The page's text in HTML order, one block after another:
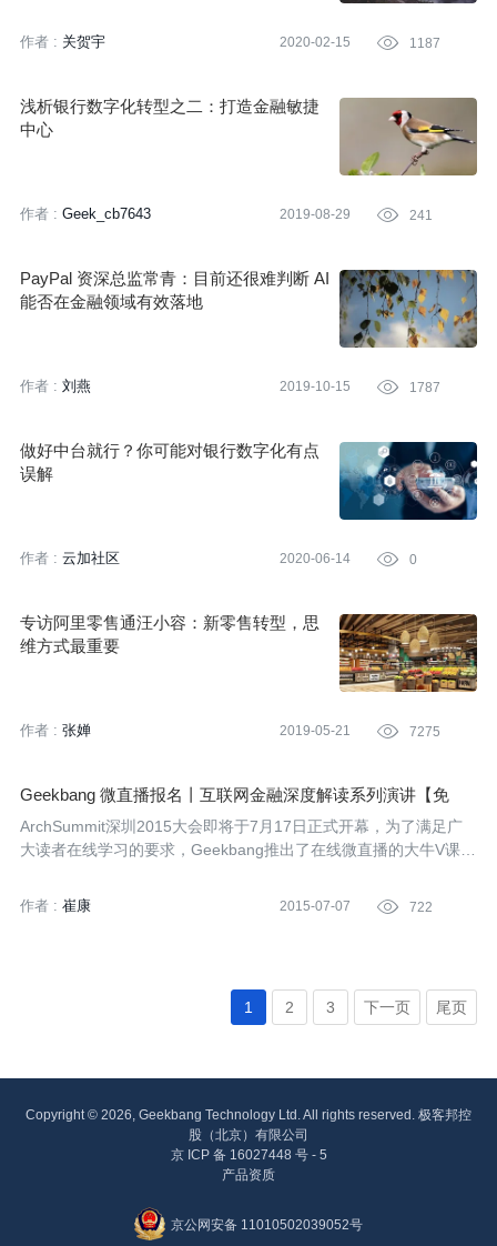
作者 : 关贺宇 2020-02-15  1187
浅析银行数字化转型之二：打造金融敏捷
中心
作者 : Geek_cb7643 2019-08-29  241
PayPal 资深总监常青：目前还很难判断 AI
能否在金融领域有效落地
作者 : 刘燕 2019-10-15  1787
做好中台就行？你可能对银行数字化有点
误解
作者 : 云加社区 2020-06-14  0
专访阿里零售通汪小容：新零售转型，思
维方式最重要
作者 : 张婵 2019-05-21  7275
Geekbang 微直播报名丨互联网金融深度解读系列演讲【免
费】
ArchSummit深圳2015大会即将于7月17日正式开幕，为了满足广
大读者在线学习的要求，Geekbang推出了在线微直播的大牛V课堂
geekbang01即可。
作者 : 崔康 2015-07-07  722
1 2 3 下一页 尾页
Copyright © 2026, Geekbang Technology Ltd. All rights reserved. 极客邦控
股（北京）有限公司
京 ICP 备 16027448 号 - 5
产品资质
京公网安备 11010502039052号